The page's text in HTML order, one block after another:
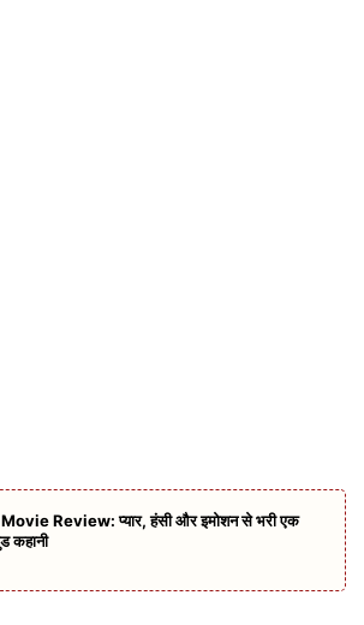
Review: प्यार, हंसी और इमोशन से भरी एक
कहानी